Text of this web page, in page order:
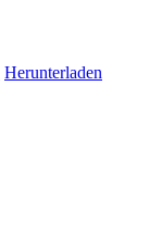
Herunterladen